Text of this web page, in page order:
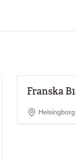
Franska B1
Plats
Helsingborg